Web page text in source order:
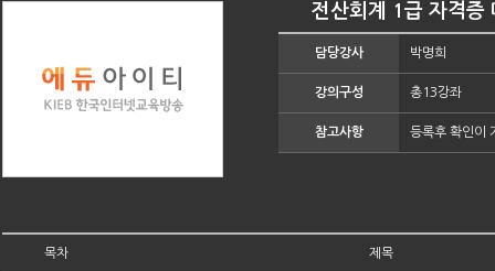
전산회계 1급 자격
담당강사 박명희
강의구성 총13강좌
참고사항 등록후 확인이
목차 제목